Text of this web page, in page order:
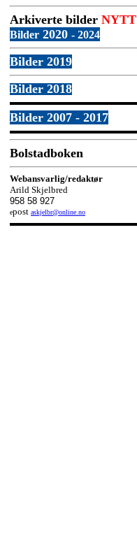
Arkiverte bilder NYTT
Bilder 2020 - 2024
Bilder 2019
Bilder 2018
Bilder 2007 - 2017
Bolstadboken
Webansvarlig/redaktør
Arild Skjelbred
958 58 927
epost askjelbr@online.no